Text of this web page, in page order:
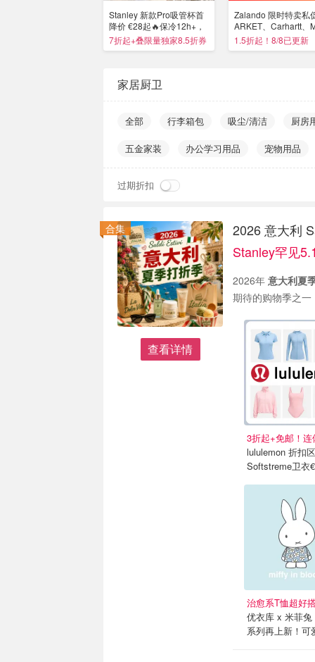
Stanley 新款Pro吸管杯首
降价 €28起🔥保冷12h+，
便携不漏水
7折起+叠限量独家8.5折券
Zalando 限时特卖私
ARKET、Carhartt、
1.5折起！8/8已更新
家居厨卫
全部 行李箱包 吸尘/清洁 厨房
五金家装 办公学习用品 宠物用品
过期折扣
查看详情
合集
2026 意大利
Stanley罕见
2026年 意大利夏
期待的购物季之
lululemon 折扣
Softstreme卫衣
治愈系T恤超好
优衣库 x 米菲兔
系列再上新！可